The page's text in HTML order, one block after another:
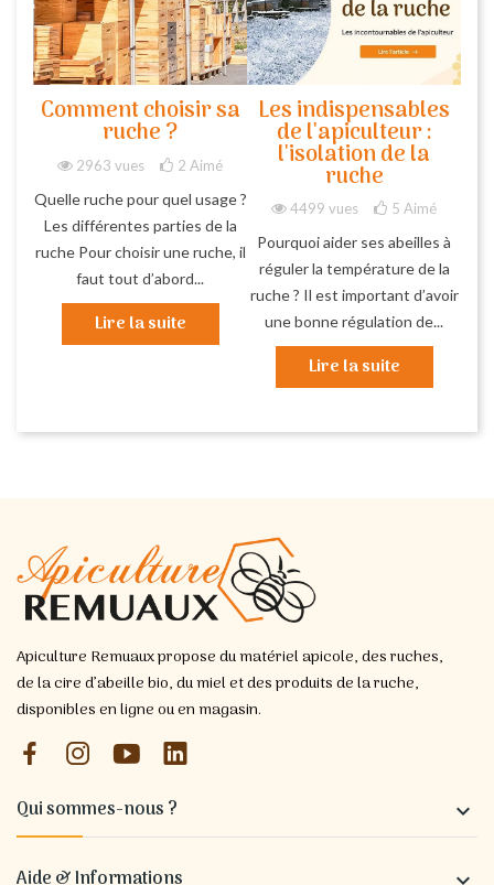
Comment choisir sa
ruche ?
2963 vues 2 Aimé
Quelle ruche pour quel usage ?
Les différentes parties de la
ruche Pour choisir une ruche, il
faut tout d’abord...
Lire la suite
Les indispensables
de l'apiculteur :
l'isolation de la
ruche
4499 vues 5 Aimé
Pourquoi aider ses abeilles à
réguler la température de la
ruche ? Il est important d’avoir
une bonne régulation de...
Lire la suite
Apiculture Remuaux propose du matériel apicole, des ruches,
de la cire d’abeille bio, du miel et des produits de la ruche,
disponibles en ligne ou en magasin.
Qui sommes-nous ? 